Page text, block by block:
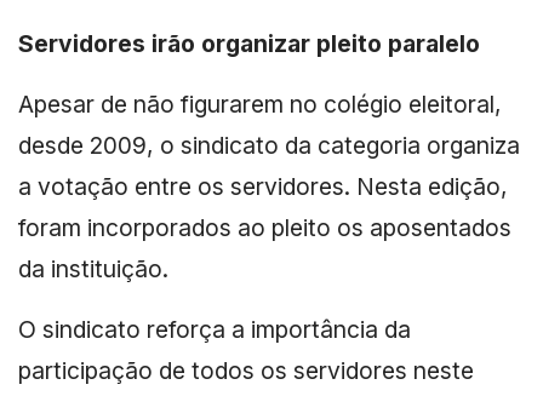
Servidores irão organizar pleito paralelo
Apesar de não figurarem no colégio eleitoral,
desde 2009, o sindicato da categoria organiza
a votação entre os servidores. Nesta edição,
foram incorporados ao pleito os aposentados
da instituição.
O sindicato reforça a importância da
participação de todos os servidores neste